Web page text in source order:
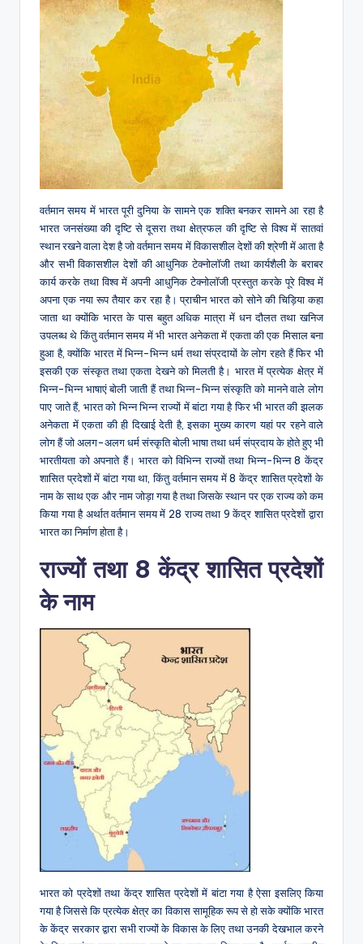
वर्तमान समय में भारत पूरी दुनिया के सामने एक शक्ति बनकर सामने आ रहा है
भारत जनसंख्या की दृष्टि से दूसरा तथा क्षेत्रफल की दृष्टि से विश्व में सातवां
स्थान रखने वाला देश है जो वर्तमान समय में विकासशील देशों की श्रेणी में आता है
और सभी विकासशील देशों की आधुनिक टेक्नोलॉजी तथा कार्यशैली के बराबर
कार्य करके तथा विश्व में अपनी आधुनिक टेक्नोलॉजी प्रस्तुत करके पूरे विश्व में
अपना एक नया रूप तैयार कर रहा है। प्राचीन भारत को सोने की चिड़िया कहा
जाता था क्योंकि भारत के पास बहुत अधिक मात्रा में धन दौलत तथा खनिज
उपलब्ध थे किंतु वर्तमान समय में भी भारत अनेकता में एकता की एक मिसाल बना
हुआ है, क्योंकि भारत में भिन्न-भिन्न धर्म तथा संप्रदायों के लोग रहते हैं फिर भी
इसकी एक संस्कृत तथा एकता देखने को मिलती है। भारत में प्रत्येक क्षेत्र में
भिन्न-भिन्न भाषाएं बोली जाती हैं तथा भिन्न-भिन्न संस्कृति को मानने वाले लोग
पाए जाते हैं, भारत को भिन्न भिन्न राज्यों में बांटा गया है फिर भी भारत की झलक
अनेकता में एकता की ही दिखाई देती है, इसका मुख्य कारण यहां पर रहने वाले
लोग हैं जो अलग-अलग धर्म संस्कृति बोली भाषा तथा धर्म संप्रदाय के होते हुए भी
भारतीयता को अपनाते हैं। भारत को विभिन्न राज्यों तथा भिन्न-भिन्न 8 केंद्र
शासित प्रदेशों में बांटा गया था, किंतु वर्तमान समय में 8 केंद्र शासित प्रदेशों के
नाम के साथ एक और नाम जोड़ा गया है तथा जिसके स्थान पर एक राज्य को कम
किया गया है अर्थात वर्तमान समय में 28 राज्य तथा 9 केंद्र शासित प्रदेशों द्वारा
भारत का निर्माण होता है।
राज्यों तथा 8 केंद्र शासित प्रदेशों
के नाम
भारत को प्रदेशों तथा केंद्र शासित प्रदेशों में बांटा गया है ऐसा इसलिए किया
गया है जिससे कि प्रत्येक क्षेत्र का विकास सामूहिक रूप से हो सके क्योंकि भारत
के केंद्र सरकार द्वारा सभी राज्यों के विकास के लिए तथा उनकी देखभाल करने